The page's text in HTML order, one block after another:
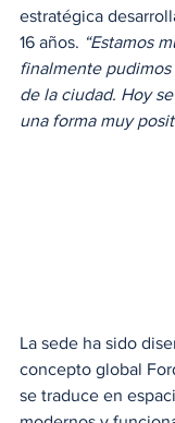
estratégica
16 años. “Estamos
finalmente
de la ciudad. Hoy
una forma muy
La sede ha sido
concepto global
se traduce en